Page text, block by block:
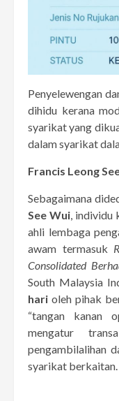
Penyelewengan
dihidu kerana
syarikat yang
dalam syarikat
Francis Leong
Sebagaimana
See Wui, individu
ahli lembaga
awam termasuk
Consolidated
South Malaysia
hari oleh pihak
“tangan kanan
mengatur
pengambilalihan
syarikat berkaitan.